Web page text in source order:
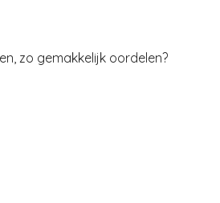
zo gemakkelijk oordelen?